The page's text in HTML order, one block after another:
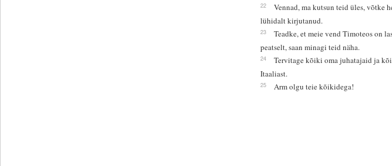
22
Vennad, ma kutsun teid üles, võtke
lühidalt kirjutanud.
23
Teadke, et meie vend Timoteos on
peatselt, saan minagi teid näha.
24
Tervitage kõiki oma juhatajaid ja
Itaaliast.
25 Arm olgu teie kõikidega!